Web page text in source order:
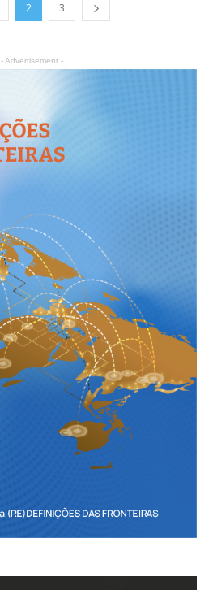
2 3
- Advertisement -